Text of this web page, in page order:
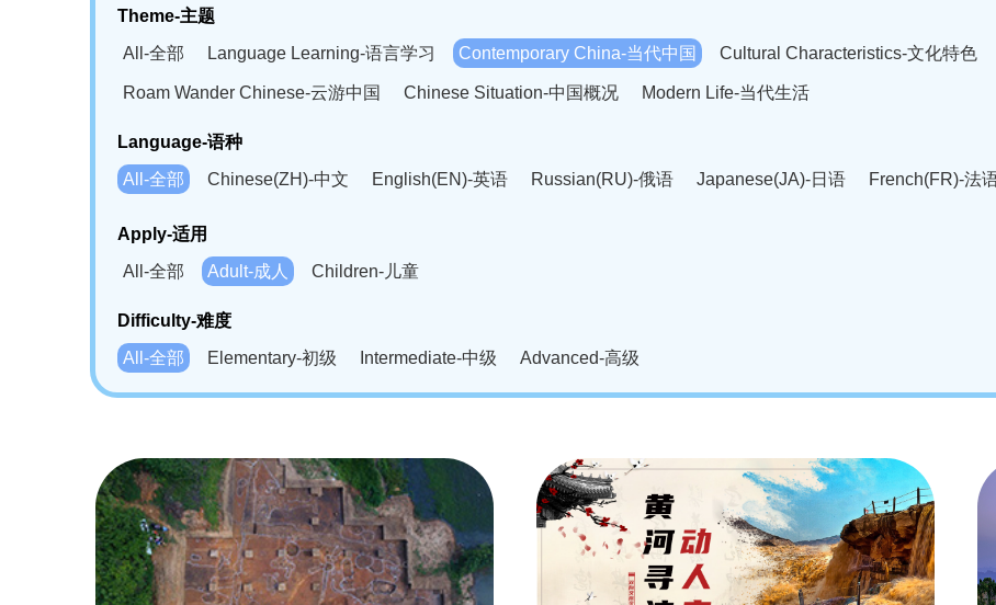
Theme-主题
All-全部
Language Learning-语言学习 Contemporary China-当代中国 Cultural Characteristics-文化特色
Roam Wander Chinese-云游中国 Chinese Situation-中国概况 Modern Life-当代生活
Language-语种
All-全部
Chinese(ZH)-中文 English(EN)-英语 Russian(RU)-俄语 Japanese(JA)-日语 French(FR)-法
Bahasa Melayu(MS)-马来语
Swahili(SW)-斯瓦西里语
Kampuchea(KH)-柬埔寨语
Apply-适用
All-全部
Adult-成人 Children-儿童
Difficulty-难度
All-全部
Elementary-初级 Intermediate-中级 Advanced-高级